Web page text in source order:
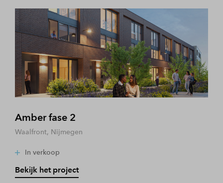
Amber fase 2
Waalfront, Nijmegen
In verkoop
Bekijk het project